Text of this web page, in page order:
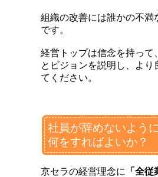
組織の改善には誰かの不満
です。
経営トップは信念を持って
とビジョンを説明し、より
てください。
社員が辞めないよう
何をすればよいか？
京セラの経営理念に
「全